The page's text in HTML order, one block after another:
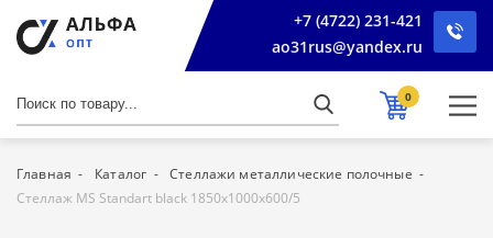
+7 (4722) 231-421
ao31rus@yandex.ru
0
Главная Каталог
Стеллажи металлические полочные
Стеллаж MS Standart black 1850х1000х600/5